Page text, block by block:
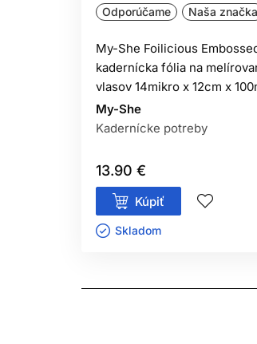
prípravokColor Radiance
---
BEZPEČNOSTNÉ
Farby na vlasy môžu vyvolať
osoby mladšie ako 16 rokov.
TEST KOŽNEJ ZNÁŠANLIVOSTI
začervenanie alebo iné
Odporúčame Naša značka
My-She Foilicious
kadernícka fólia na
vlasov 14mikro x 12cm x
My-She
Kadernícke potreby
13.90 €
Kúpiť
Skladom ㅤ